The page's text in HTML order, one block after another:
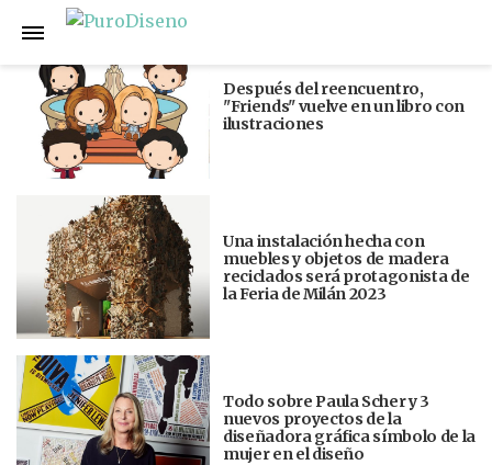
Anterior
Después del reencuentro,
"Friends" vuelve en un libro con
ilustraciones
Una instalación hecha con
muebles y objetos de madera
reciclados será protagonista de
la Feria de Milán 2023
Todo sobre Paula Scher y 3
nuevos proyectos de la
diseñadora gráfica símbolo de la
mujer en el diseño
Siguiente